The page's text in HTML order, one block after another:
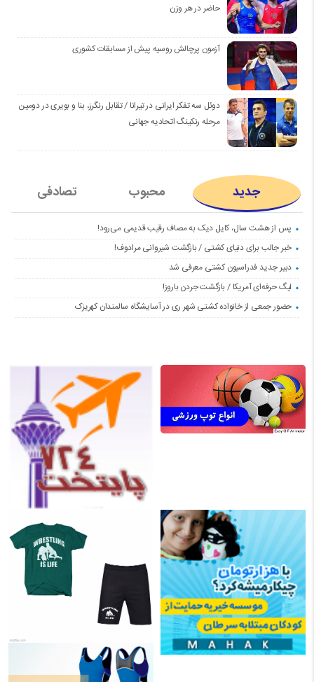
حاضر در هر وزن
آزمون پرچالش روسیه پیش از مسابقات کشوری
دوئل سه تفکر ایرانی در تیرانا / تقابل رنگرز، بنا و بویری در دومین
مرحله رنکینگ اتحادیه جهانی
جدید محبوب تصادفی
پس از هشت سال، کایل دیک به مصاف رقیب قدیمی می‌رود!
خبر جالب برای دنیای کشتی / بازگشت شیروانی مرادوف!
دبیر جدید فدراسیون کشتی معرفی شد
لیگ حرفه‌ای آمریکا / بازگشت جردن باروز!
حضور جمعی از خانواده کشتی شهر ری در آسایشگاه سالمندان کهریزک